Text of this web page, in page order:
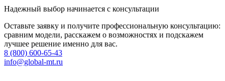
Надежный выбор начинается с консультации
Оставьте заявку и получите профессиональную консультацию:
сравним модели, расскажем о возможностях и подскажем
лучшее решение именно для вас.
8 (800) 600-65-43
info@global-mt.ru